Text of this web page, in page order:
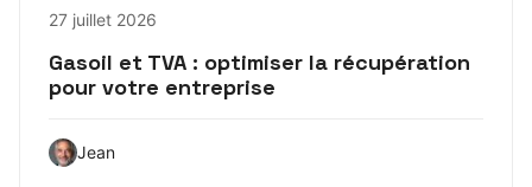
27 juillet 2026
Gasoil et TVA : optimiser la récupération
pour votre entreprise
Jean